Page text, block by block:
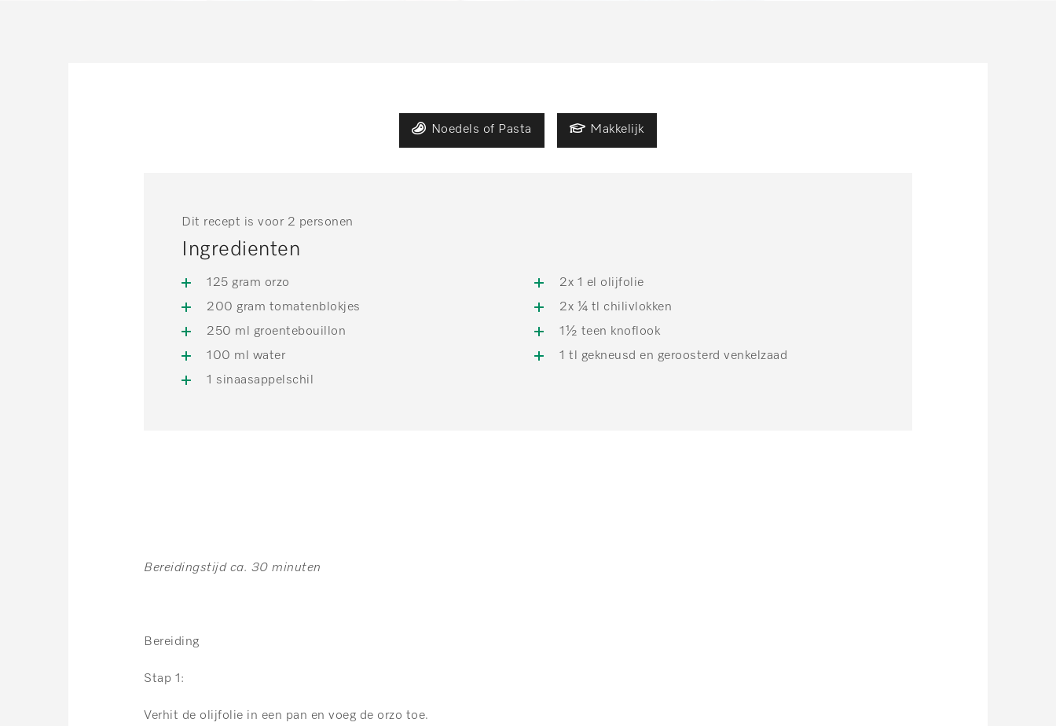
Noedels of Pasta Makkelijk
Dit recept is voor 2 personen
Ingredienten
125 gram orzo
200 gram tomatenblokjes
250 ml groentebouillon
100 ml water
1 sinaasappelschil
2x 1 el olijfolie
2x ¼ tl chilivlokken
1½ teen knoflook
1 tl gekneusd en geroosterd venkelzaad
Bereidingstijd ca. 30 minuten
Bereiding
Stap 1:
Verhit de olijfolie in een pan en voeg de orzo toe.